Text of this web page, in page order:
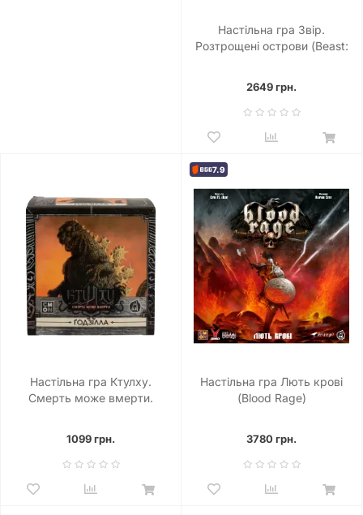
Настільна гра Звір.
Розтрощені острови (Beast:
2649 грн.
Настільна гра Ктулху.
Смерть може вмерти.
Cthulhu)
1099 грн.
7.9
Настільна гра Лють крові
(Blood Rage)
3780 грн.